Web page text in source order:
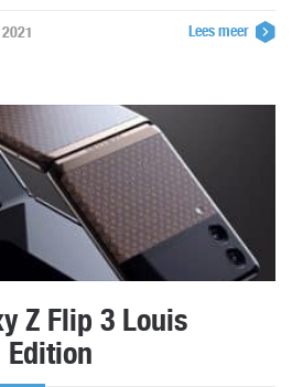
Lees meer
Z Flip 3 Louis